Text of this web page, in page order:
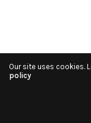
Our site uses cookies.
policy